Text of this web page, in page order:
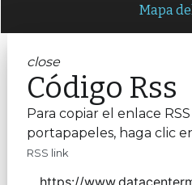
Mapa
close
Código Rss
Para copiar el enlace RSS
portapapeles, haga clic
RSS link